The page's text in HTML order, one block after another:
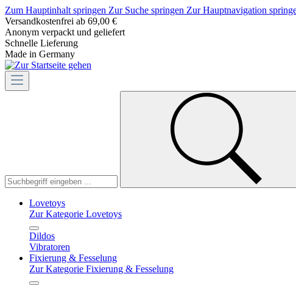
Zum Hauptinhalt springen Zur Suche springen Zur Hauptnavigation
Versandkostenfrei ab 69,00 €
Anonym verpackt und geliefert
Schnelle Lieferung
Made in Germany
Lovetoys
Zur Kategorie Lovetoys
Dildos
Vibratoren
Fixierung & Fesselung
Zur Kategorie Fixierung & Fesselung